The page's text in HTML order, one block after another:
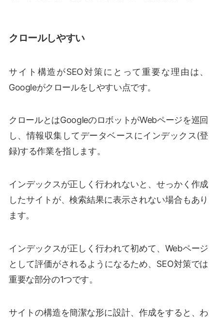
クロールしやすい
サイト構造がSEO対策にとって重要な理由は、
Googleがクロールをしやすい点です。
クロールとはGoogleのロボットがWebページを巡回
し、情報収集してデータベースにインデックス(登
録)する作業を指します。
インデックスが正しく行われないと、せっかく作成
したサイトが、検索結果に表示されない場合もあり
ます。
インデックスが正しく行われて初めて、Webページ
として評価がされるようになるため、SEO対策では
重要な部分の1つです。
サイトの構造を簡潔な形に設計、作成をすると、わ